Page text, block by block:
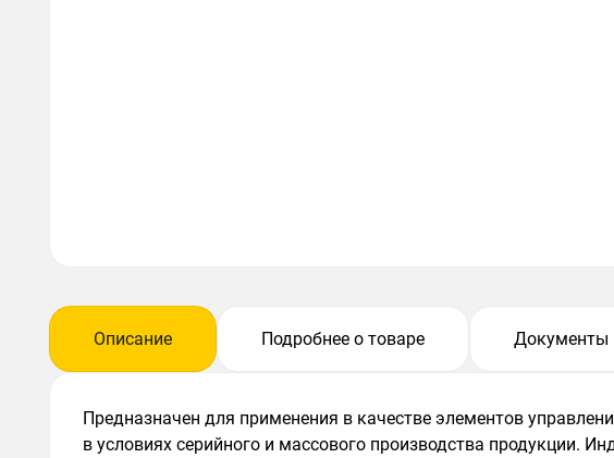
Описание Подробнее о товаре Документы
Предназначен для применения в качестве элементов
в условиях серийного и массового производства продукции.